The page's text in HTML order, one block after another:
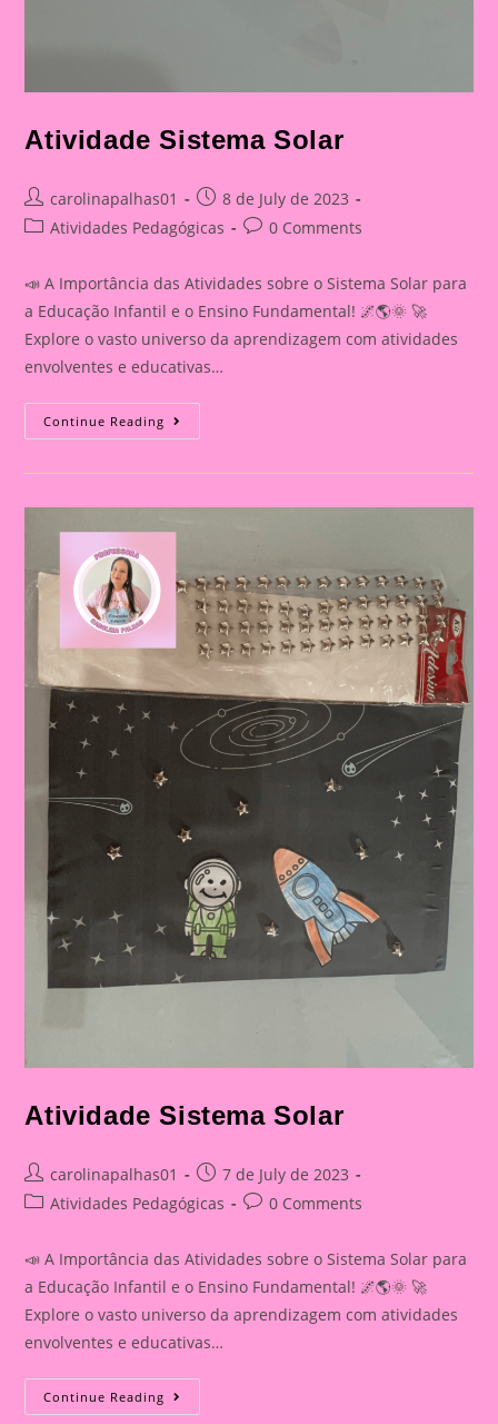
Atividade Sistema Solar
Post
author:
carolinapalhas01
Post
published:
8 de July de 2023
PostAtividades Pedagógicas
Post0 Comments
📣 A Importância das Atividades sobre o Sistema Solar para
a Educação Infantil e o Ensino Fundamental! 🌌🌎🌞 🚀
Explore o vasto universo da aprendizagem com atividades
envolventes e educativas…
Continue Reading Atividade
Sistema
Atividade Sistema Solar
Post
author:
carolinapalhas01
Post
published:
7 de July de 2023
PostAtividades Pedagógicas
Post0 Comments
📣 A Importância das Atividades sobre o Sistema Solar para
a Educação Infantil e o Ensino Fundamental! 🌌🌎🌞 🚀
Explore o vasto universo da aprendizagem com atividades
envolventes e educativas…
Continue Reading Atividade
Sistema